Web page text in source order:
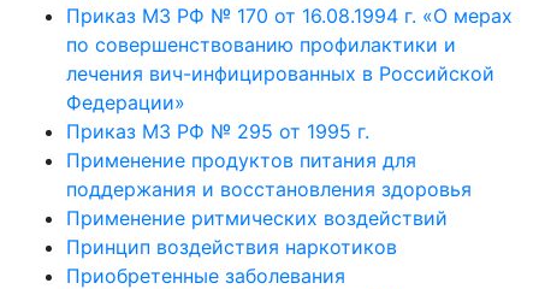
Приказ МЗ РФ № 170 от 16.08.1994 г. «О мерах
по совершенствованию профилактики и
лечения вич-инфицированных в Российской
Федерации»
Приказ МЗ РФ № 295 от 1995 г.
Применение продуктов питания для
поддержания и восстановления здоровья
Применение ритмических воздействий
Принцип воздействия наркотиков
Приобретенные заболевания